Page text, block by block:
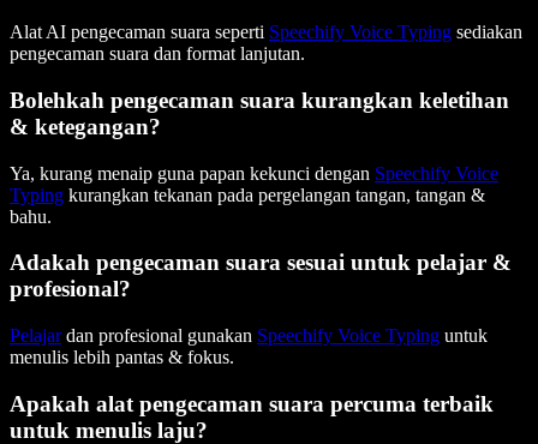
Alat AI pengecaman suara seperti Speechify Voice Typing sediakan
pengecaman suara dan format lanjutan.
Bolehkah pengecaman suara kurangkan keletihan
& ketegangan?
Ya, kurang menaip guna papan kekunci dengan Speechify Voice
Typing kurangkan tekanan pada pergelangan tangan, tangan &
bahu.
Adakah pengecaman suara sesuai untuk pelajar &
profesional?
Pelajardan profesional gunakan Speechify Voice Typing untuk
menulis lebih pantas & fokus.
Apakah alat pengecaman suara percuma terbaik
untuk menulis laju?